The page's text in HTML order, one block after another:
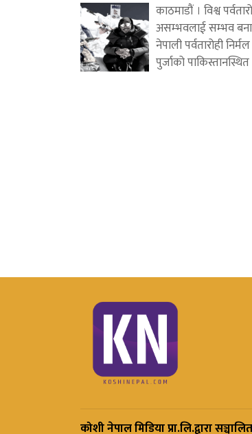
काठमाडौं । विश्व
असम्भवलाई सम्भव
नेपाली पर्वतारोही
पुर्जाको पाकिस्तानस्थित
कोशी नेपाल मिडिया प्रा.लि.द्वारा सञ्चालित